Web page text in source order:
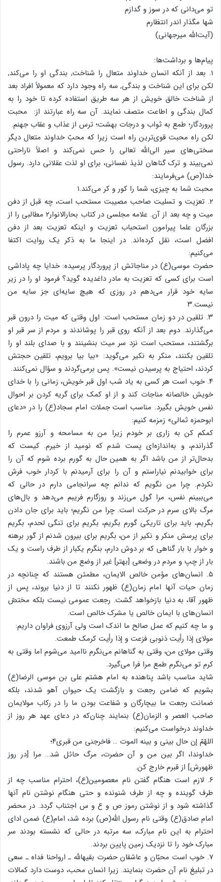
تو می‌دانی که در سوز و گدازم
شها مگذار اندر انتظارم
(آیت‌الله میرجهانی)
پیام‌ها و برداشت‌ها:
۱. بعد از آنکه انسان خداوند متعال را شناخت, بندگی او را می‌کند,
لکن برای این شناخت و بندگی, سه راه وجود دارد که معمولاً افراد بعد
از شناخت خالق خویش از هر سه طریق استفاده کرده تا خود را به
کمال بندگی و اطاعت متصف نمایند. آن سه راه عبارتند از: محبت
پروردگار؛ طمع به ثواب و درجات بهشت؛ ترس از عذاب و عقاب جهنم.
لکن راه محبت قوی‌ترین راه است زیرا که محبّ خداوند متعال دیگر
سختی‌های سیر الی‌الله تعالی را حس نمی‌کند و اصلاً ناراحتی
نمی‌بیند و ترک گناهان لذیذ نفسانی، برای او لذت عقلانی دارد. رسول
خدا(ص) می‌فرمایند:
محبت شما به چیزی، شما را کور و کر می‌کند.۱
۲. تعزیت و تسلیت صاحب مصیبت مستحب است، چه قبل از دفن
میت و چه بعد از آن. علامه مجلسی در کتاب بحارالانوار۲ مطالبی را از
بزرگان علما پیرامون استحباب تعزیت و اینکه تعزیت بعد از دفن
افضل است، نقل کرده‌اند. در اینجا ما به ذکر یک روایت اکتفا
می‌کنیم:
حضرت موسی(ع) در مناجاتش از پروردگار پرسیده: خدایا چه پاداشی
است برای کسی که تعزیت به مادر داغدیده گوید؟ فرمود او را در زیر
سایه خود قرار می‌دهم در روزی که هیچ سایه‌ای جز سایه من
نیست.۳
۳. تلقین در دو زمان مستحب است: اول وقتی که میت را درون قبر
می‌گذارند. دوم بعد از آنکه روی قبر را پوشاندند و مردم از سر قبر او
برگشتند، مستحب است نزد سر میت بنشینند و با صدای بلند او را
تلقین بکنند، منکر به نکیر می‌گوید: «بیا بیا برویم، تلقین حجتش
کردند، احتیاج به پرسیدن نیست». پس برمی‌گردند و سؤال نمی‌کنند.
۴. خوب است هر کسی به یاد شب اول قبر خویش، زمانی را با خدای
خویش خالصانه مناجات کند و از او کمک برای گریه کردن بر احوال
نفس خویش بگیرد. مناسب است جملات امام سجاد(ع) را در «دعای
ابوحمزه ثمالی» زمزمه کنیم:
کمکم کن به زاری بر خودم زیرا من به مسامحه و آرزو عمرم را
گذراندم، و به‌اندازه‌ای پست شدم که نومید از خیرم. کیست که
بدحال‌تر از من باشد اگر به همین حال به گورم برده شوم که آن را
برای خوابیدنم نیاراستم و آن را برای آرمیدنم با کردار خوب فرش
نکردم. چرا من نگویم که ندانم چه سرانجامی دارم در حالی که
می‌ببینم نفس، مرا گول می‌زند و روزگارم فریبم می‌دهد و بال‌های
مرگ بالای سرم در حرکت است. چرا من نگریم؛ باید برای جان دادن
بگریم، باید برای تاریکی گورم بگریم، بگریم برای تنگی لحدم، بگریم
برای پرسش منکر و نکیر از من، بگریم برای بیرون شدنم از گور برهنه
و خوار با بار گناهی که بر دوش دارم، بنگرم یکبار از طرف راست و یک
بار از چپ و مردم در وضعی [بهتر] غیر از وضع من باشند.
۵. انسان‌های مؤمن خالص الایمان، مطمئن هستند که چنانچه در
زمان حیات آنها امام زمان(ع) ظهور نکنند تا از دنیا بروند، پس از
ظهور آقا، به دنیا بازخواهد گشت. رجعت عمومی نیست بلکه مختصّ
انسان‌های با ایمان خالص یا مشرک خالص است.
و ما چه کنیم که عمل صالح ما اندک است ولی آرزوی فراوان داریم:
مولای إذا رأیت ذنوبی فزعت و إذا رأیت کرمک طمعت.
وقتی مولای من، وقتی به گناهانم می‌نگرم ناامید می‌شوم اما وقتی به
کرم تو می‌نگرم طمع مرا فرا می‌گیرد.
شاید مناسب باشد پناهنده به امام هشتم علی بن موسی الرضا(ع)
بشویم که ضامن رجعت و بازگشت یک حیوان آهو شدند، بلکه
ضمانت رجعت ما بیچارگان و شفاعت بودن ما را در رکاب مولایمان
صاحب العصر و الزمان(ع) بنمایند چنان‌که در دعای عهد هر روز از
خداوند درخواست می‌کنیم:
اللهّمّ إن حال بینی و بینه الموت … فاخرجنی من قبری۴؛
خداوندا، اگر بین من و آن حضرت، مرگ حائل شد… مرا [در روز
ظهورش] از قبرم خارج کن.
۶. لازم است هنگام گفتن نام معصومین(ع)، احترام مناسب چه از
طرف گوینده و چه از طرف شنونده و حتی هنگام نوشتن نام آنها
گذاشته شود و از نوشتن رموز ص و ع و س اجتناب گردد. در محضر
امام صادق(ع) وقتی نام رسول الله(ص) برده شد، امام(ع) ضمن ادای
احترام به این نام مبارک، سه مرتبه در حالی که نشسته بودند سر
مبارک خود را تا نزدیک زمین پایین بردند.
۷. خوب است محبّان و عاشقان حضرت بقیهالله ـ ارواحنا فداه ـ سعی
در تبلیغ نام آن حضرت بنمایند. زیرا انسان محب، دوست دارد کمالات